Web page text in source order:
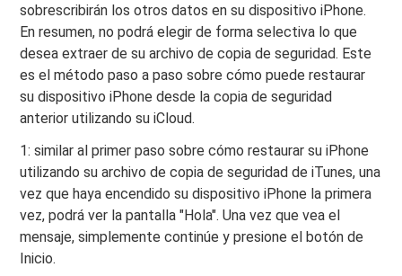
sobrescribirán los otros datos en su dispositivo iPhone.
En resumen, no podrá elegir de forma selectiva lo que
desea extraer de su archivo de copia de seguridad. Este
es el método paso a paso sobre cómo puede restaurar
su dispositivo iPhone desde la copia de seguridad
anterior utilizando su iCloud.
1: similar al primer paso sobre cómo restaurar su iPhone
utilizando su archivo de copia de seguridad de iTunes, una
vez que haya encendido su dispositivo iPhone la primera
vez, podrá ver la pantalla "Hola". Una vez que vea el
mensaje, simplemente continúe y presione el botón de
Inicio.